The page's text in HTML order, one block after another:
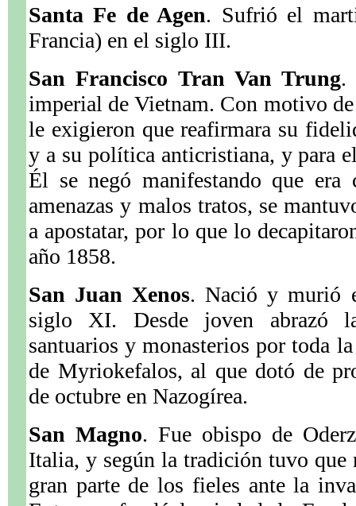
Santa Fe de Agen. Sufrió el
Francia) en el siglo III.
San Francisco Tran Van Trung.
imperial de Vietnam. Con motivo
le exigieron que reafirmara su
y a su política anticristiana, y para
Él se negó manifestando que era
amenazas y malos tratos, se
a apostatar, por lo que lo
año 1858.
San Juan Xenos. Nació y murió
siglo XI. Desde joven abrazó
santuarios y monasterios por toda
de Myriokefalos, al que dotó de
de octubre en Nazogírea.
San Magno. Fue obispo de
Italia, y según la tradición tuvo que
gran parte de los fieles ante la